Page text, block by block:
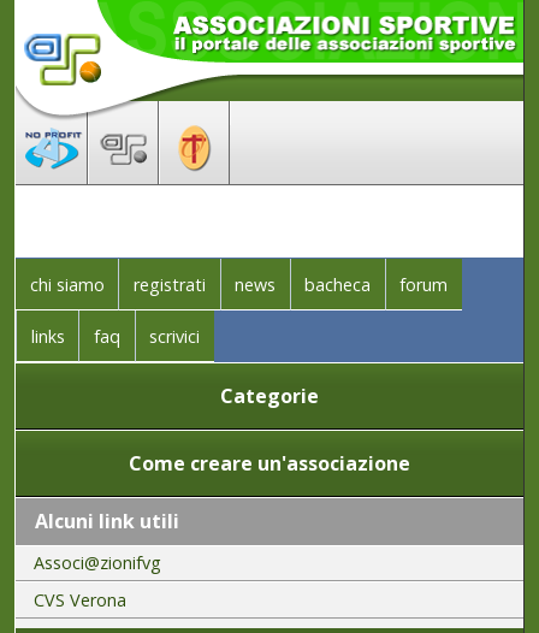
chi siamo registrati news bacheca forum
links faq scrivici
Categorie
Come creare un'associazione
Alcuni link utili
Associ@zionifvg
CVS Verona